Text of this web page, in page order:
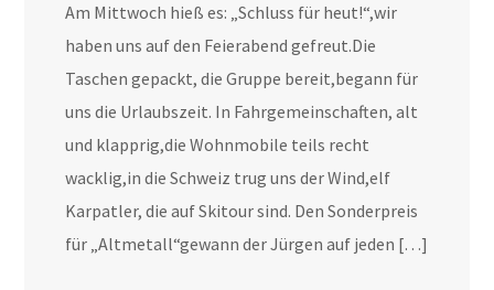
Am Mittwoch hieß es: „Schluss für heut!“,wir
haben uns auf den Feierabend gefreut.Die
Taschen gepackt, die Gruppe bereit,begann für
uns die Urlaubszeit. In Fahrgemeinschaften, alt
und klapprig,die Wohnmobile teils recht
wacklig,in die Schweiz trug uns der Wind,elf
Karpatler, die auf Skitour sind. Den Sonderpreis
für „Altmetall“gewann der Jürgen auf jeden […]